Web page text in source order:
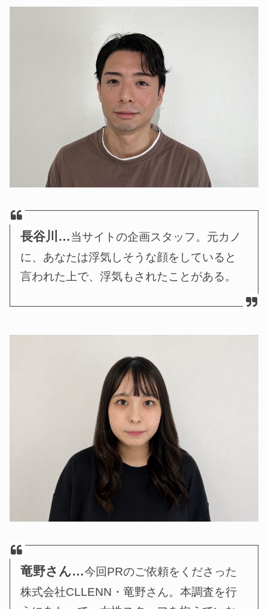
長谷川…当サイトの企画スタッフ。元カノ
に、あなたは浮気しそうな顔をしていると
言われた上で、浮気もされたことがある。
竜野さん…今回PRのご依頼をくださった
株式会社CLLENN・竜野さん。本調査を行